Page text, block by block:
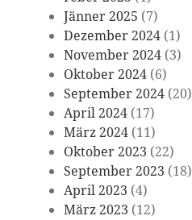
Jänner 2025 (7)
Dezember 2024 (1)
November 2024 (3)
Oktober 2024 (6)
September 2024 (20)
April 2024 (17)
März 2024 (11)
Oktober 2023 (22)
September 2023 (18)
April 2023 (4)
März 2023 (12)